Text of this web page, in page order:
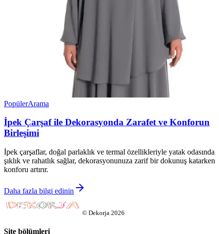
PopülerArama
İpek Çarşaf ile Dekorasyonda Zarafet ve Konforun
Birleşimi
İpek çarşaflar, doğal parlaklık ve termal özellikleriyle yatak odasında
şıklık ve rahatlık sağlar, dekorasyonunuza zarif bir dokunuş katarken
konforu artırır.
Daha fazla bilgi edinin
© Dekorja 2026
Site bölümleri